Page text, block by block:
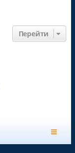
Перейти